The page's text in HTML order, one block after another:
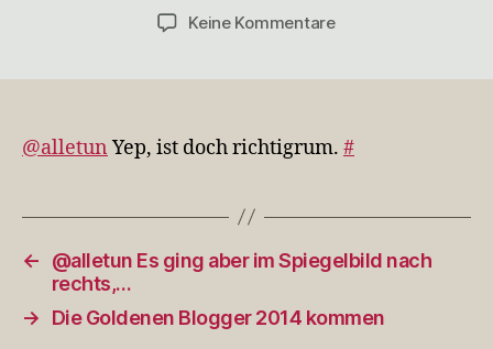
Keine Kommentarezu
richtigrum.
@alletun Yep, ist doch richtigrum. #
←
@alletun Es ging aber im Spiegelbild nach
rechts,…
→
Die Goldenen Blogger 2014 kommen